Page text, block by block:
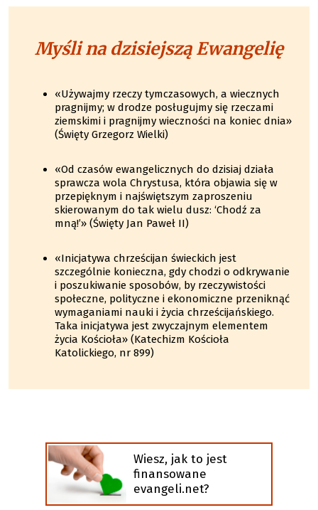
Myśli na dzisiejszą Ewangelię
«Używajmy rzeczy tymczasowych, a wiecznych
pragnijmy; w drodze posługujmy się rzeczami
ziemskimi i pragnijmy wieczności na koniec dnia»
(Święty Grzegorz Wielki)
«Od czasów ewangelicznych do dzisiaj działa
sprawcza wola Chrystusa, która objawia się w
przepięknym i najświętszym zaproszeniu
skierowanym do tak wielu dusz: ‘Chodź za
mną!’» (Święty Jan Paweł II)
«Inicjatywa chrześcijan świeckich jest
szczególnie konieczna, gdy chodzi o odkrywanie
i poszukiwanie sposobów, by rzeczywistości
społeczne, polityczne i ekonomiczne przeniknąć
wymaganiami nauki i życia chrześcijańskiego.
Taka inicjatywa jest zwyczajnym elementem
życia Kościoła» (Katechizm Kościoła
Katolickiego, nr 899)
Wiesz, jak to jest
finansowane
evangeli.net?